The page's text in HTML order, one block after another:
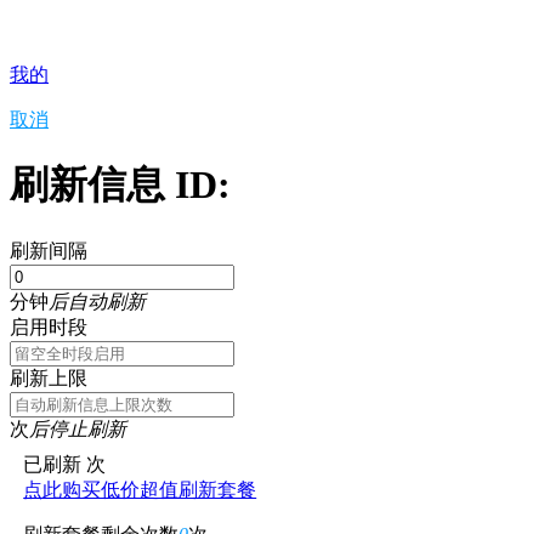
我的
取消
刷新信息 ID:
刷新间隔
分钟后自动刷新
启用时段
刷新上限
次后停止刷新
已刷新 次
点此购买低价超值刷新套餐